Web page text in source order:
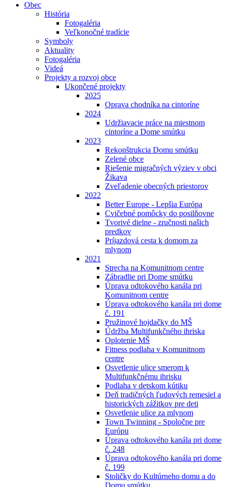
Obec
História
Fotogaléria
Veľkonočné tradície
Symboly
Aktuality
Fotogaléria
Videá
Projekty a rozvoj obce
Ukončené projekty
2025
Oprava chodníka na cintoríne
2024
Udržiavacie práce na miestnom
cintoríne a Dome smútku
2023
Rekonštrukcia Domu smútku
Zelené obce
Riešenie migračných výziev v obci
Žikava
Zveľadenie obecných priestorov
2022
Better Europe - Lepšia Európa
Cvičebné pomôcky do posilňovne
Tvorivé dielne - zručnosti našich
predkov
Príjazdová cesta k domom za
mlynom
2021
Strecha na Komunitnom centre
Zábradlie pri Dome smútku
Úprava odtokového kanála pri
Komunitnom centre
Úprava odtokového kanála pri dome
č. 191
Pružinové hojdačky do MŠ
Údržba Multifunkčného ihriska
Oplotenie MŠ
Fitness podlaha v Komunitnom
centre
Osvetlenie ulice smerom k
Multifunkčnému ihrisku
Podlaha v detskom kútiku
Deň tradičných ľudových remesiel a
historických zážitkov pre deti
Osvetlenie ulice za mlynom
Town Twinning - Spoločne pre
Európu
Úprava odtokového kanála pri dome
č. 248
Úprava odtokového kanála pri dome
č. 199
Stoličky do Kultúrneho domu a do
Domu smútku